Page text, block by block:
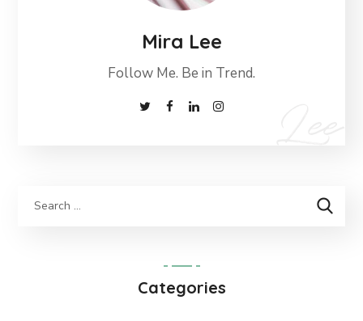
Mira Lee
Follow Me. Be in Trend.
Categories